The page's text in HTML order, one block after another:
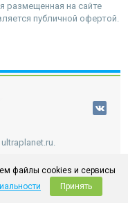
размещенная на сайте
публичной офертой.
файлы cookies и сервисы
Принять